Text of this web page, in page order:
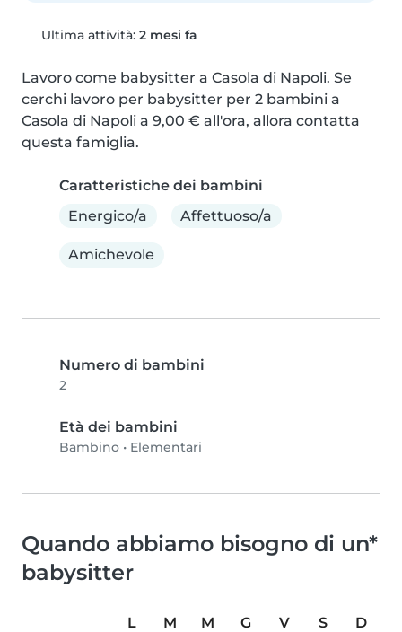
Ultima attività: 2 mesi fa
Lavoro come babysitter a Casola di Napoli. Se
cerchi lavoro per babysitter per 2 bambini a
Casola di Napoli a 9,00 € all'ora, allora contatta
questa famiglia.
Caratteristiche dei bambini
Energico/a
Affettuoso/a
Amichevole
Numero di bambini
2
Età dei bambini
Bambino • Elementari
Quando abbiamo bisogno di un*
babysitter
L M M G V S
D